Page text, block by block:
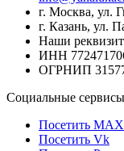
г. Москва, ул.
г. Казань, ул.
Наши
ИНН
ОГРНИП
Социальные сервисы
Посетить MAX
Посетить Vk